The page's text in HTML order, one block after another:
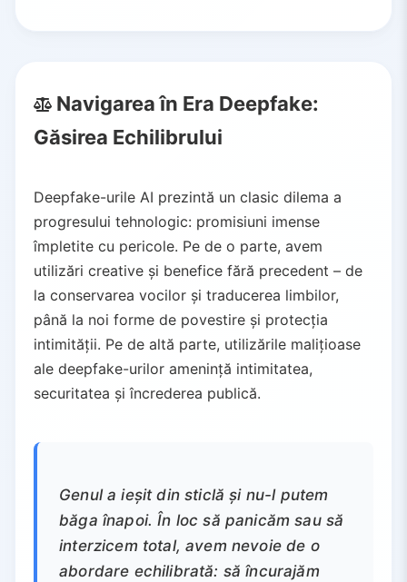
Navigarea în Era Deepfake:
Găsirea Echilibrului
Deepfake-urile AI prezintă un clasic dilema a
progresului tehnologic: promisiuni imense
împletite cu pericole. Pe de o parte, avem
utilizări creative și benefice fără precedent – de
la conservarea vocilor și traducerea limbilor,
până la noi forme de povestire și protecția
intimității. Pe de altă parte, utilizările malițioase
ale deepfake-urilor amenință intimitatea,
securitatea și încrederea publică.
Genul a ieșit din sticlă și nu-l putem
băga înapoi. În loc să panicăm sau să
interzicem total, avem nevoie de o
abordare echilibrată: să încurajăm